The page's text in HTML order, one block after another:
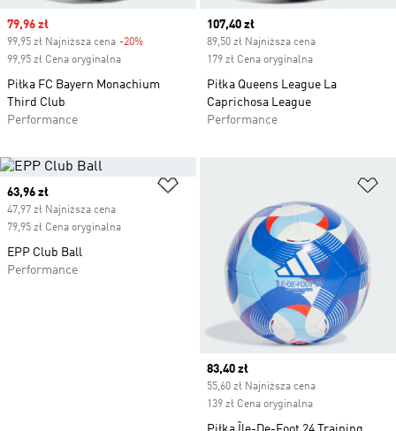
Sale price
79,96 zł
99,95 zł Najniższa cena -20%
99,95 zł Cena oryginalna
Piłka FC Bayern Monachium
Third Club
Performance
Current price
107,40 zł
89,50 zł Najniższa cena
179 zł Cena oryginalna
Piłka Queens League La
Caprichosa League
Performance
Current price
63,96 zł
47,97 zł Najniższa cena
79,95 zł Cena oryginalna
EPP Club Ball
Performance
Current price
83,40 zł
55,60 zł Najniższa cena
139 zł Cena oryginalna